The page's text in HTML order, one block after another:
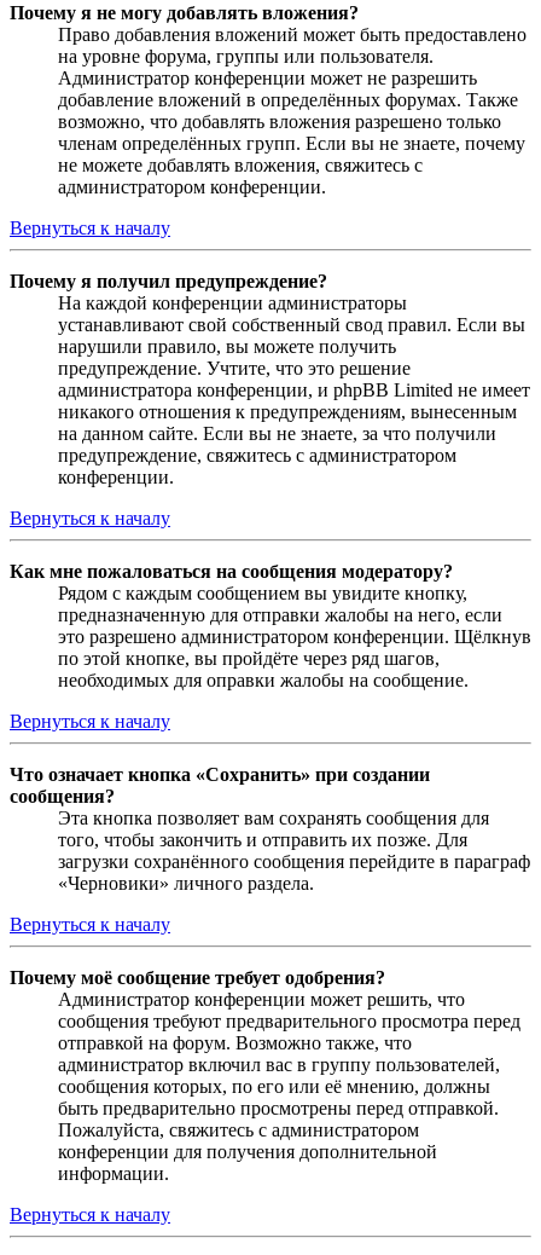
Почему я не могу добавлять вложения?
Право добавления вложений может быть предоставлено
на уровне форума, группы или пользователя.
Администратор конференции может не разрешить
добавление вложений в определённых форумах. Также
возможно, что добавлять вложения разрешено только
членам определённых групп. Если вы не знаете, почему
не можете добавлять вложения, свяжитесь с
администратором конференции.
Вернуться к началу
Почему я получил предупреждение?
На каждой конференции администраторы
устанавливают свой собственный свод правил. Если вы
нарушили правило, вы можете получить
предупреждение. Учтите, что это решение
администратора конференции, и phpBB Limited не имеет
никакого отношения к предупреждениям, вынесенным
на данном сайте. Если вы не знаете, за что получили
предупреждение, свяжитесь с администратором
конференции.
Вернуться к началу
Как мне пожаловаться на сообщения модератору?
Рядом с каждым сообщением вы увидите кнопку,
предназначенную для отправки жалобы на него, если
это разрешено администратором конференции. Щёлкнув
по этой кнопке, вы пройдёте через ряд шагов,
необходимых для оправки жалобы на сообщение.
Вернуться к началу
Что означает кнопка «Сохранить» при создании
сообщения?
Эта кнопка позволяет вам сохранять сообщения для
того, чтобы закончить и отправить их позже. Для
загрузки сохранённого сообщения перейдите в параграф
«Черновики» личного раздела.
Вернуться к началу
Почему моё сообщение требует одобрения?
Администратор конференции может решить, что
сообщения требуют предварительного просмотра перед
отправкой на форум. Возможно также, что
администратор включил вас в группу пользователей,
сообщения которых, по его или её мнению, должны
быть предварительно просмотрены перед отправкой.
Пожалуйста, свяжитесь с администратором
конференции для получения дополнительной
информации.
Вернуться к началу